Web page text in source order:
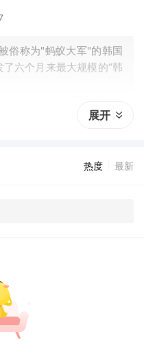
俗称为"蚂蚁大军"的韩国
六个月来最大规模的“韩
达46亿美元。这一数字
展开
热度 最新